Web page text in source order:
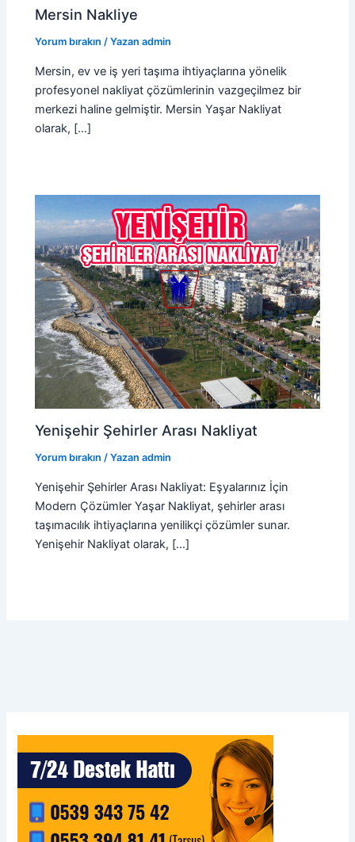
Mersin Nakliye
Yorum bırakın / Yazan admin
Mersin, ev ve iş yeri taşıma ihtiyaçlarına yönelik
profesyonel nakliyat çözümlerinin vazgeçilmez bir
merkezi haline gelmiştir. Mersin Yaşar Nakliyat
olarak, […]
Yenişehir Şehirler Arası Nakliyat
Yorum bırakın / Yazan admin
Yenişehir Şehirler Arası Nakliyat: Eşyalarınız İçin
Modern Çözümler Yaşar Nakliyat, şehirler arası
taşımacılık ihtiyaçlarına yenilikçi çözümler sunar.
Yenişehir Nakliyat olarak, […]